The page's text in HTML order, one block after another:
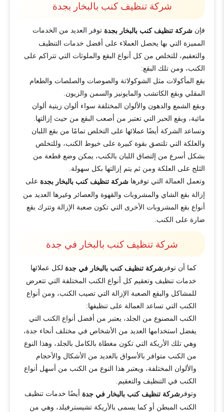
شركة تنظيف كنب بالبخار بجدة
فإن شركة تنظيف كنب بالبخار بجدة توفر العديد من الخدمات
المميزة التي بها يحصل العملاء على أفضل خدمات التنظيف
والتعقيم، للتخلص من كل أنواع البقع والملوثات التي تتراكم على
الكنب، ومن تلك البقع:
بقع المأكولات مثل الشوكولاتة والصوصات والصلصات والطعام
المقلي وبقع الكاتشب والمايونيز والسمن والزيون.
وبقع الشمع والدهون والألوان المختلفة سواء ألوان زيتية ألوان
مائية، وبقع الحبر التي تعتبر من أصعب البقع من حيث إزالتها.
وتساعد الشركة أيضًا عملائها على التخلص تمامًا من بقع اللبان
والعلكة التي تلتصق بقوة كبيرة على خيوط الكنب، وللتخلص
بشكل أسرع من إلتصاق اللبان بالكنب، يمكن وضع قطعة من
الثلج على العلكة ومن ثم يتم إزالتها بكل سهولة.
وتعمل العمالة التي توفرها شركة تنظيف كنب بالبخار بجدة على
إزالة بقع الشاي والمشروبات والقهوة والعصائر وغيرها العديد من
أنواع بقع المشروبات الأخرى التي تكون صعبة الإزالة وتترك بقع
ضارة على الكنب.
شركة تنظيف كنب بالبخار في جدة
كما أن توفر شركة تنظيف كنب بالبخار في جدة لكل عملائها
خدمات تنظيف وتعقيم كل أنواع الكنب المختلفة التي تتعرض
للمشاكل والبقع الصعبة الإزالة التي تصيب الكنب، ومن أنواع
الكنب التي تساعد العمالة على تنظيفها:
الكنب المصنوع من الجلد، يعتبر من أفضل أنواع الكنب التي
يفضل استخدامها العديد من الأشخاص في مختلف أنحاء جدة،
وهي تلك الأريكة التي تكون مغطاة بالكامل بالجلد، وهذا النوع
من الكنب متوافر بالأسواق بالعديد من الأشكال والأحجام
والألوان المختلفة، ويعتبر هذا النوع من الكنب من أسهل أنواع
الكنب في التنظيف والتعقيم.
وتوفر شركة تنظيف كنب بالبخار في جدة أيضًا خدمات تنظيف
الكنب المبطن أو كما يسمى بالأريكة تشيسترفيلد، وهي من